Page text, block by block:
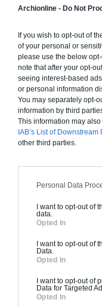
Archionline - Do Not
If you wish to opt-out of
of your personal or
please use the below
note that after your opt-
seeing interest-based
or personal information
You may separately opt-
information by third
This information may
IAB’s List of
other third parties.
Personal Data
I want to opt-out of
data.
Opted In
I want to opt-out of
Data.
Opted In
I want to opt-out of
Data for Targeted
Opted In
Chiffrage
Finitions haut
inclut le gros
peinture,
Chiffrage
standards.
en main"
oeuvre